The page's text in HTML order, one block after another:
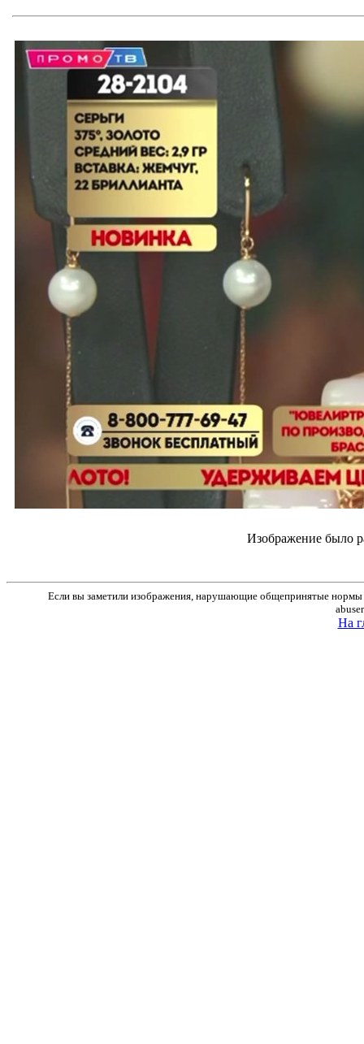
Изображение было
Если вы заметили изображения, нарушающие общепринятые нормы
На